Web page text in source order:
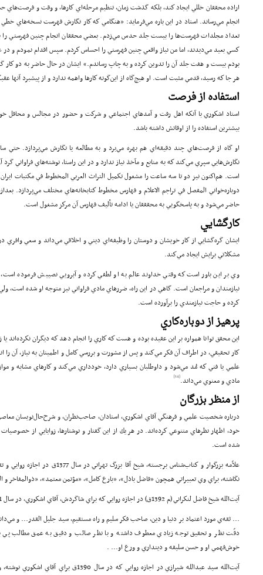
اراده محققان خللي ايجاد كند، بلكه گذشت زمان، تنظيم مرحله‌اي كارها، و وقت و فرصت‌هاي
انجام مي‌رساند. استاد در اين باره مي‌فرمايد: ‌«هنگامي كه كار نگارش فهرست نسخه‌هاي
تعداد مجلدات فهرست‌ها را بيست جلد حدس مي‌زدم. بعضي محققان انجام چنين فهرستي
كسي بعيد مي‌ديدند، اما من نياز واقعي چنين فهرستي را احساس كردم. سپس اقدام نمودم و در
بودم بيست و هفت جلد آن را تدوين كرده و به چاپ رساندم.» ايشان در حال حاضر به دو كار
هر جا كه رسيد، قدمي مثبت است. او هيچ‌گاه از اين‌گونه كارها واهمه ندارد و از پيشبرد آنها
استفاده از فرصت
استاد اشكوري با آنكه اهل رفت و آمدهاي اجتماعي و شركت و حضور در مجالس و محافل
بيشترين استفاده را از اوقاتش داشته باشد.
او گاه از فرصت‌هاي چند دقيقه‌اي هم بهره مي‌برد و به مطالعه يا نگارش مي‌پردازد. حتي
نگارش‌هايي سپري مي‌كند كه به منابع و مآخذ نياز ندارد و در اين راستا، نوشته‌هاي فراواني گرد
است. هم‌اكنون نيز دو تا سه ساعت را مشغول تكميل التراث العربي المخطوط في مكتبات
دوباره‌خواني المفصل في تراجم الاعلام و فهارس مخطوط كتابخانه‌هاي مختلف مي‌پردازد.
حاضر مي‌شود و به پاسخ­گويي به محقققان يا ادامه تأليف فهارس آن مركز مشغول است.
كارگشايي
ايشان گره‌گشايي از كار خويشان و دوستان را وظيفه‌اي ديني و اخلاقي مي‌داند و سعي
مشكلاتي برايش ايجاد مي‌كند.
وي بر اين باور است كه وقتي خداوند عالم به او لطفي كرده و آبرويي نصيبش فرموده
نيازمندان و مراجعان است. گاهي در اين راه، ضررهاي مادي فراواني نيز متوجه او شده
كرده و حاجت نيازمندي را برآورده است.
پرهيز از دوباره‌كاري
اين محقق توانا همواره بر اين عقيده بوده و هست كه كاري را انجام دهد كه ديگران نكرده‌اند
كار تحقيقي، در اطراف آن فكر مي‌كند و پس از مشورت و بررسي كامل و اطمينان به نياز، آن
علمي يا فني‌ كه مُد مي‌شود و داوطلبان بسياري دارد، خودداري مي‌كند و كارهاي مشابه و
مادي و معنوي مي‌داند.[14]
از منظر بزرگان
درباره شخصيت علمي و فرهنگي آقاي اشكوري، استادان، صاحب‌نظران، و شرح‌‌حال‌نويسان
خود، اظهار نظرهاي متنوعي كرده‌اند. در هر يك از اين گفتار و نوشتارها، زوايايي از
شده است.
علاّمه بزرگوار و كتاب‌شناس برجسته، شيخ
نگاشته، براي وي تعبيراتي همچون «فاضل باذل»، «بارع كامل»، «مؤتمن معتمد»، «ذوالمفاخر و
آيت‌الله شيخ فاضل لنكراني (م 1392ق) در اجازه روايي كه براي شاگردش، آقاي اشكوري، در سال 1391ق نگاشته، او را چنين توصيف كرده است:
... ثقه‌ي مورد اعتماد بر دنيا و دين، صاحب فكر سليم و راه مستقيم، سيد جليل القدر... و
دقّت نظر و تحقيق توجه زيادي معطوف داشته و با نظر صائب و دقيق به عمق مطالب پي
خوش‌فهمي او و حسن سليقه و دينداري و ورع او... .
آيت‌الله سيد عبدالله شيرازي در اجازه روايي كه در سال 1390ق براي آقاي اشكوري نوشته، وي را با جمله‌ي «... الفاضل الكامل و العلاّ